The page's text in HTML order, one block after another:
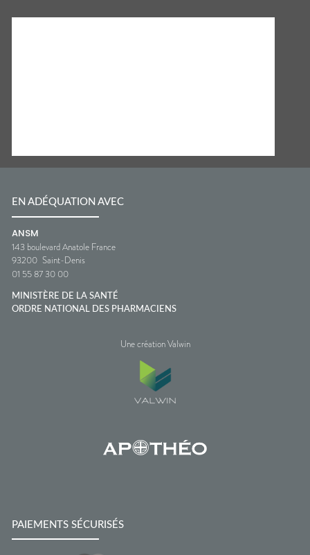
EN ADÉQUATION AVEC
ANSM
143 boulevard Anatole France
93200 Saint-Denis
01 55 87 30 00
MINISTÈRE DE LA SANTÉ
ORDRE NATIONAL DES PHARMACIENS
Une création Valwin
PAIEMENTS SÉCURISÉS